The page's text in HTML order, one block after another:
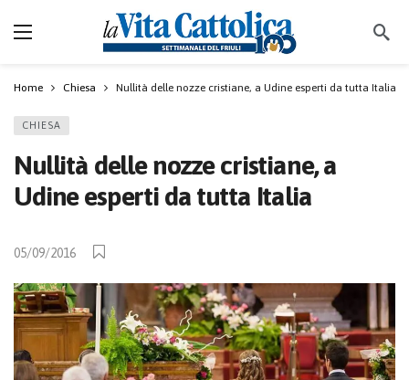
Home Chiesa Nullità delle nozze cristiane, a Udine esperti da tutta Italia
CHIESA
Nullità delle nozze cristiane, a
Udine esperti da tutta Italia
05/09/2016